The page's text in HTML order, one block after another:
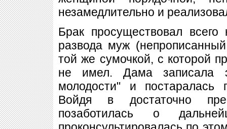
незамедлительно и
Брак просуществовал
развода муж
той же сумочкой, с которой
не имел. Дама записала
молодости" и
Войдя в достаточно
позаботилась о